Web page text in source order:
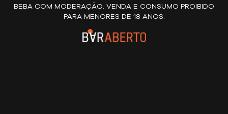
BEBA COM MODERAÇÃO. VENDA E CONSUMO PROIBIDO
PARA MENORES DE 18 ANOS.